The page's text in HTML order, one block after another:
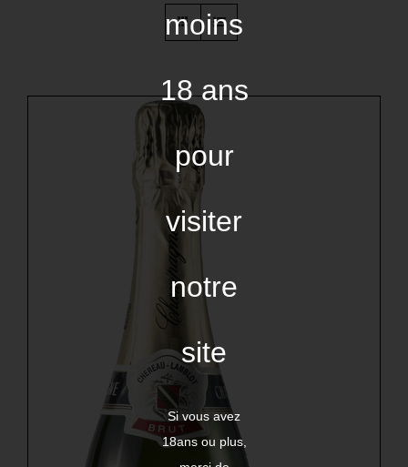
moins
18 ans
pour
visiter
notre
site
Si vous avez
18ans ou plus,